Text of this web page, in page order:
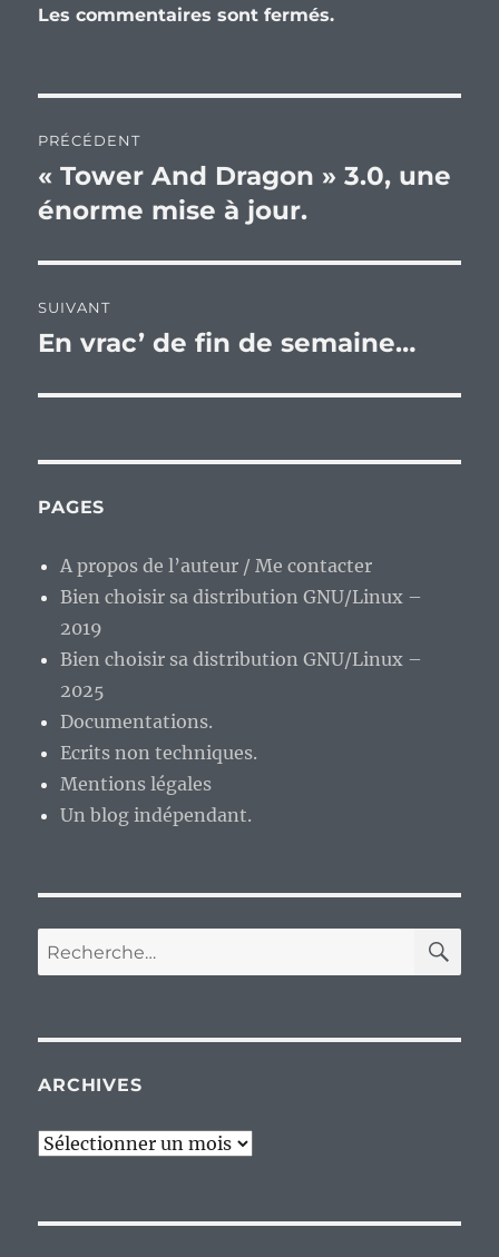
Les commentaires sont fermés.
de
l’article
PRÉCÉDENT
Publication
précédente :
« Tower And Dragon » 3.0, une
énorme mise à jour.
SUIVANT
Publication
En vrac’ de fin de semaine…
PAGES
A propos de l’auteur / Me contacter
Bien choisir sa distribution GNU/Linux –
2019
Bien choisir sa distribution GNU/Linux –
2025
Documentations.
Ecrits non techniques.
Mentions légales
Un blog indépendant.
Recherche
pour :
ARCHIVES
Archives